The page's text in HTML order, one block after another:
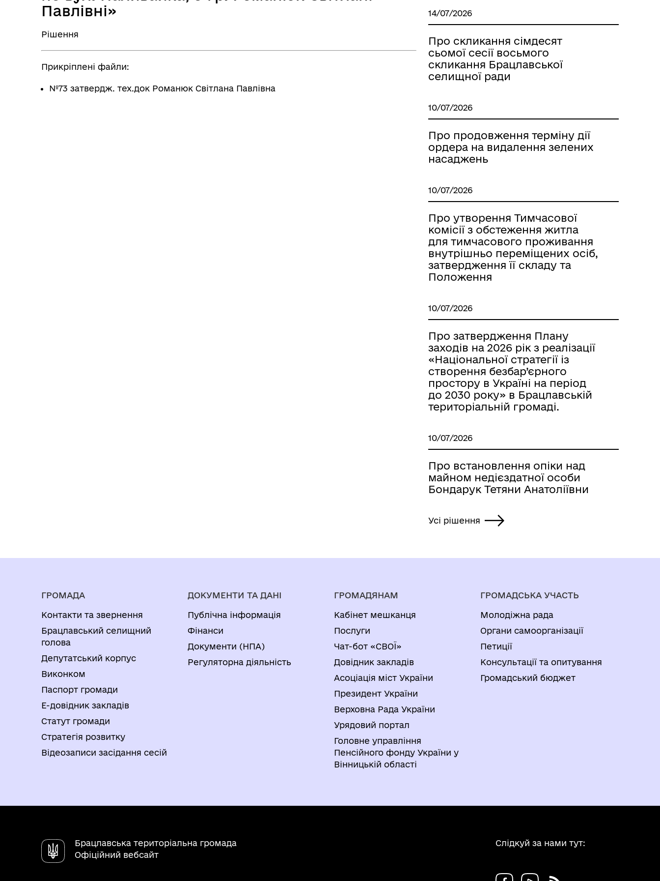
Павлівні»
Рішення
Прикріплені файли:
№73 затвердж. тех.док Романюк Світлана Павлівна
14/07/2026
Про скликання сімдесят
сьомої сесії восьмого
скликання Брацлавської
селищної ради
10/07/2026
Про продовження терміну дії
ордера на видалення зелених
насаджень
10/07/2026
Про утворення Тимчасової
комісії з обстеження житла
для тимчасового проживання
внутрішньо переміщених осіб,
затвердження її складу та
Положення
10/07/2026
Про затвердження Плану
заходів на 2026 рік з реалізації
«Національної стратегії із
створення безбар’єрного
простору в Україні на період
до 2030 року» в Брацлавській
територіальній громаді.
10/07/2026
Про встановлення опіки над
майном недієздатної особи
Бондарук Тетяни Анатоліївни
Усі рішення
ГРОМАДА
Контакти та звернення
Брацлавський селищний
голова
Депутатський корпус
Виконком
Паспорт громади
Е-довідник закладів
Статут громади
Стратегія розвитку
Відеозаписи засідання сесій
ДОКУМЕНТИ ТА ДАНІ
Публічна інформація
Фінанси
Документи (НПА)
Регуляторна діяльність
ГРОМАДЯНАМ
Кабінет мешканця
Послуги
Чат-бот «СВОЇ»
Довідник закладів
Асоціація міст України
Президент України
Верховна Рада України
Урядовий портал
Головне управління
Пенсійного фонду України у
Вінницькій області
ГРОМАДСЬКА УЧАСТЬ
Молодіжна рада
Органи самоорганізації
Петиції
Консультації та опитування
Громадський бюджет
Брацлавська територіальна громада
Офіційний вебсайт
Слідкуй за нами тут: